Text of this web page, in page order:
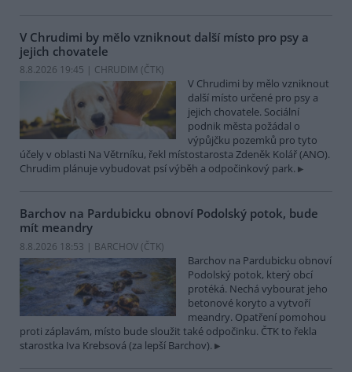
V Chrudimi by mělo vzniknout další místo pro psy a
jejich chovatele
8.8.2026 19:45 | CHRUDIM (ČTK)
V Chrudimi by mělo vzniknout
další místo určené pro psy a
jejich chovatele. Sociální
podnik města požádal o
výpůjčku pozemků pro tyto
účely v oblasti Na Větrníku, řekl místostarosta Zdeněk Kolář (ANO).
Chrudim plánuje vybudovat psí výběh a odpočinkový park.
Barchov na Pardubicku obnoví Podolský potok, bude
mít meandry
8.8.2026 18:53 | BARCHOV (ČTK)
Barchov na Pardubicku obnoví
Podolský potok, který obcí
protéká. Nechá vybourat jeho
betonové koryto a vytvoří
meandry. Opatření pomohou
proti záplavám, místo bude sloužit také odpočinku. ČTK to řekla
starostka Iva Krebsová (za lepší Barchov).